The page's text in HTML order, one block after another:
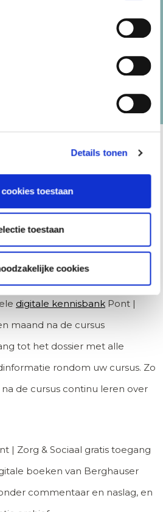
Details tonen
toestaan
toestaan
cookies
beoordeeld met een 8,5
digitale kennisbank Pont |
maand na de cursus
tot het dossier met alle
rondom uw cursus. Zo
de cursus continu leren over
| Zorg & Sociaal gratis toegang
boeken van Berghauser
commentaar en naslag, en